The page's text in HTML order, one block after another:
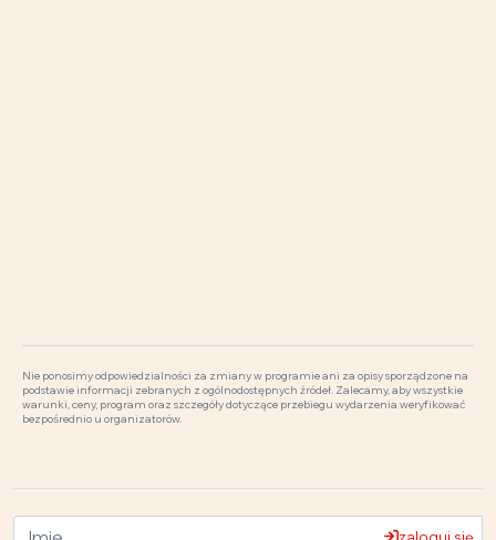
Nie ponosimy odpowiedzialności za zmiany w programie ani za opisy sporządzone na
podstawie informacji zebranych z ogólnodostępnych źródeł. Zalecamy, aby wszystkie
warunki, ceny, program oraz szczegóły dotyczące przebiegu wydarzenia weryfikować
bezpośrednio u organizatorów.
zaloguj się